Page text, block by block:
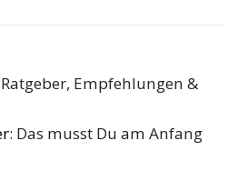
Ratgeber, Empfehlungen &
: Das musst Du am Anfang